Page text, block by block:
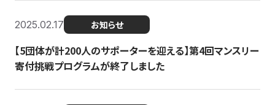
2025.02.17 お知らせ
【5団体が計200人のサポーターを迎える】​​第4回マンスリー
寄付挑戦プログラムが終了しました